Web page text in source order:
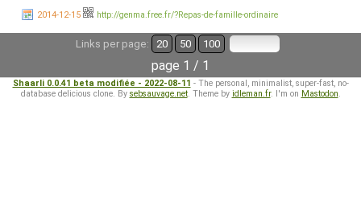
2014-12-15 http://genma.free.fr/?Repas-de-famille-ordinaire
Links per page: 20 50 100
page 1 / 1
Shaarli 0.0.41 beta modifiée - 2022-08-11 - The personal, minimalist, super-fast, no-
database delicious clone. By sebsauvage.net. Theme by idleman.fr. I'm on Mastodon.